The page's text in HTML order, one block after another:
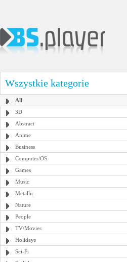
Wszystkie kategorie
All
3D
Abstract
Anime
Business
Computer/OS
Games
Music
Metallic
Nature
People
TV/Movies
Holidays
Sci-Fi